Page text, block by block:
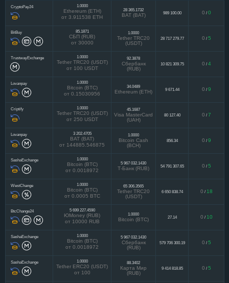
CryptoPay24 1.0000
Ethereum (ETH)
от 3.911538 ETH
28 365.1732
BAT (BAT) 989 100.00 0 / 0
BitBuy 85.1871
СБП (RUB)
от 30000
1.0000
Tether TRC20
(USDT)
28 717 279.77 0 / 5
TrustwayExchange 1.0000
Tether TRC20 (USDT)
от 100 USDT
92.3878
Сбербанк
(RUB)
10 821 309.75 0 / 4
Lovanpay 1.0000
Bitcoin (BTC)
от 0.15030956
34.0489
Ethereum (ETH) 9 671.44 0 / 9
Criptify 1.0000
Tether TRC20 (USDT)
от 250 USDT
45.1687
Visa MasterCard
(UAH)
80 127.40 0 / 7
Lovanpay 3 202.4705
BAT (BAT)
от 144885.546875
1.0000
Bitcoin Cash
(BCH)
856.34 0 / 9
SashaExchange 1.0000
Bitcoin (BTC)
от 0.0018972
5 967 032.1430
Т-Банк (RUB) 54 791 307.65 0 / 5
WestChange 1.0000
Bitcoin (BTC)
от 0.0005 BTC
65 306.3565
Tether TRC20
(USDT)
6 650 838.74 0 / 18
BtcChange24 5 699 227.4590
ЮMoney (RUB)
от 10000 RUB
1.0000
Bitcoin (BTC) 27.14 0 / 10
SashaExchange 1.0000
Bitcoin (BTC)
от 0.0018972
5 967 032.1430
Сбербанк
(RUB)
579 706 300.19 0 / 5
SashaExchange 1.0000
Tether ERC20 (USDT)
от 100
88.3402
Карта Мир
(RUB)
9 414 818.85 0 / 5